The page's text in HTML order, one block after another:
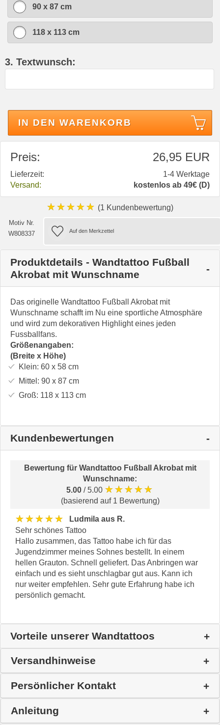
90 x 87 cm
118 x 113 cm
3. Textwunsch:
IN DEN WARENKORB
Preis: 26,95 EUR
Lieferzeit:
1-4 Werktage
Versand:
kostenlos ab 49€ (D)
★★★★★ (1 Kundenbewertung)
Motiv Nr.
W808337
Produktdetails - Wandtattoo Fußball
Akrobat mit Wunschname
Das originelle Wandtattoo Fußball Akrobat mit
Wunschname schafft im Nu eine sportliche Atmosphäre
und wird zum dekorativen Highlight eines jeden
Fussballfans.
Größenangaben:
(Breite x Höhe)
Klein: 60 x 58cm
Mittel: 90 x 87 cm
Groß: 118 x 113cm
Kundenbewertungen
Bewertung für Wandtattoo Fußball Akrobat mit
Wunschname:
5.00 / 5.00 ★★★★★
(basierend auf 1 Bewertung)
★★★★★
Ludmila aus R.
Sehr schönes Tattoo
Hallo zusammen, das Tattoo habe ich für das
Jugendzimmer meines Sohnes bestellt. In einem
hellen Grauton. Schnell geliefert. Das Anbringen war
einfach und es sieht unschlagbar gut aus. Kann ich
nur weiter empfehlen. Sehr gute Erfahrung habe ich
persönlich gemacht.
Vorteile unserer Wandtattoos
Versandhinweise
Persönlicher Kontakt
Anleitung